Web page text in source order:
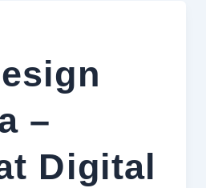
–
Digital